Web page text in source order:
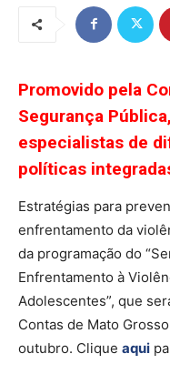
Promovido pela
Segurança
especialistas de
políticas
Estratégias para
enfrentamento da
da programação do
Enfrentamento à
Adolescentes”, que
Contas de Mato
outubro. Clique aqui